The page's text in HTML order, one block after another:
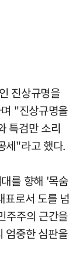
진상규명을
"진상규명을
특검만 소리
세"라고 했다.
를 향해 '목숨
표로서 도를 넘
주주의 근간을
엄중한 심판을